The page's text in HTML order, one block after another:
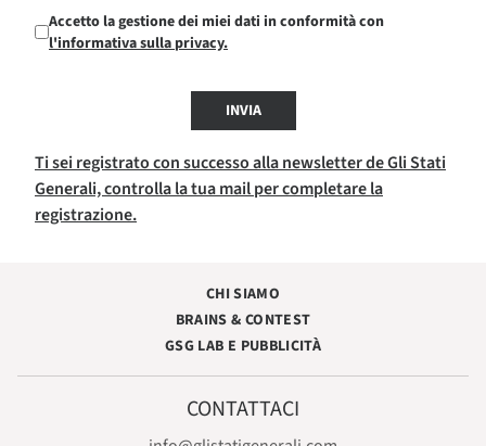
Accetto la gestione dei miei dati in conformità con
l'informativa sulla privacy.
INVIA
Ti sei registrato con successo alla newsletter de Gli Stati
Generali, controlla la tua mail per completare la
registrazione.
CHI SIAMO
BRAINS & CONTEST
GSG LAB E PUBBLICITÀ
CONTATTACI